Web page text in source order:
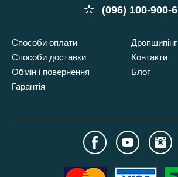
(096) 100-900-6
Способи оплати
Способи доставки
Обмін і повернення
Гарантія
Дропшипінг
Контакти
Блог